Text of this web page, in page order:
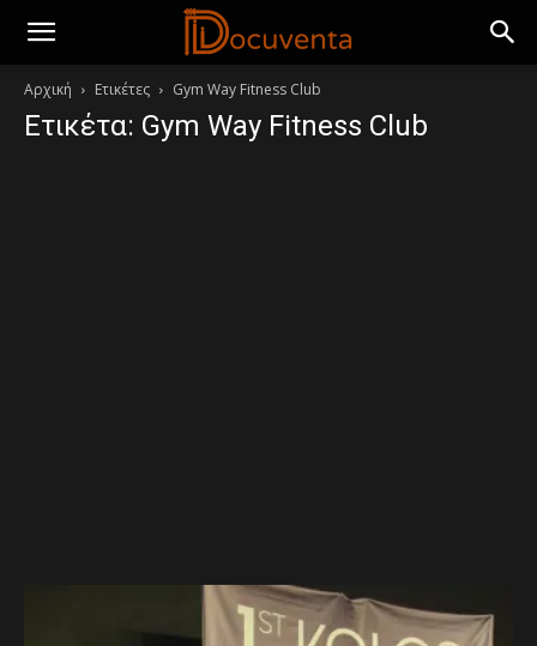
Αρχική Ετικέτες Gym Way Fitness Club
Ετικέτα: Gym Way Fitness Club